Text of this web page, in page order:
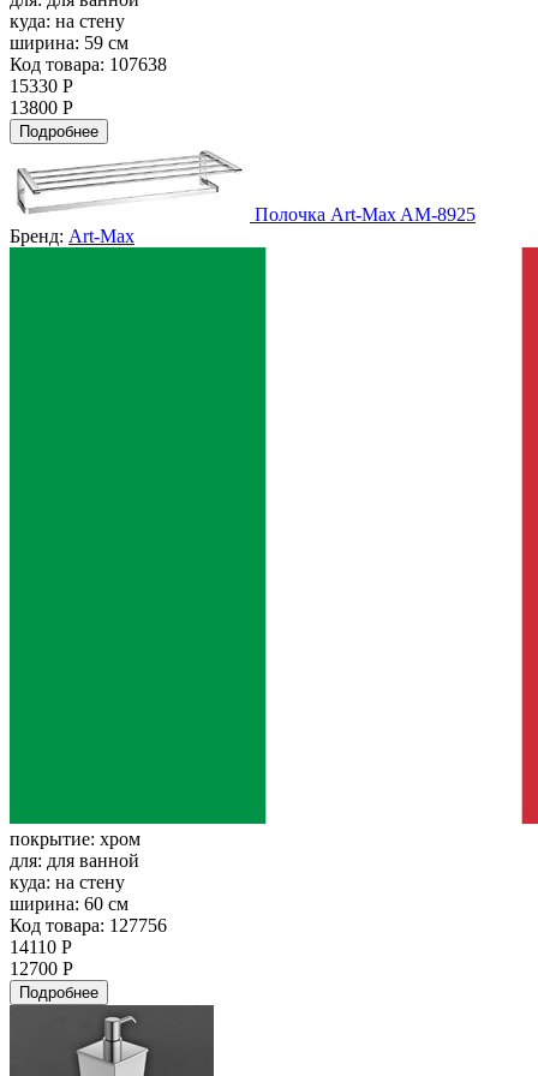
куда: на стену
ширина: 59 см
Код товара: 107638
15330 Р
13800 Р
Подробнее
Полочка Art-Max AM-8925
Бренд: Art-Max
покрытие: хром
для: для ванной
куда: на стену
ширина: 60 см
Код товара: 127756
14110 Р
12700 Р
Подробнее